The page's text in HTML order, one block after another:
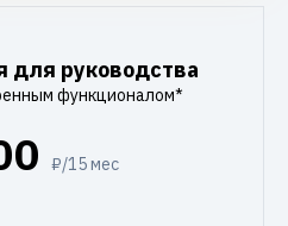
для руководства
функционалом*
₽/15 мес